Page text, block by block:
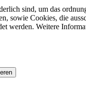
sind, um das
sowie Cookies, die
werden. Weitere